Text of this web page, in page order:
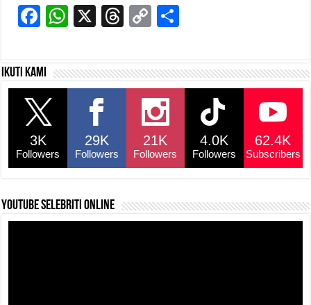
F
c
e
b
o
o
k
W
s
p
X
T
a
C
y
Li
n
k
e
Ikuti kami
3K
Followers
29K
Followers
21K
Followers
4.0K
Followers
62.4K
Subscribers
YouTube selebriti online